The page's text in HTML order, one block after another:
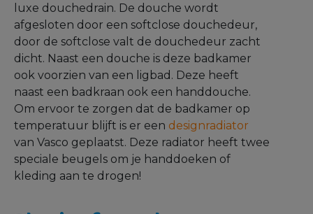
luxe douchedrain. De douche wordt
afgesloten door een softclose douchedeur,
door de softclose valt de douchedeur zacht
dicht. Naast een douche is deze badkamer
ook voorzien van een ligbad. Deze heeft
naast een badkraan ook een handdouche.
Om ervoor te zorgen dat de badkamer op
temperatuur blijft is er een designradiator
van Vasco geplaatst. Deze radiator heeft twee
speciale beugels om je handdoeken of
kleding aan te drogen!